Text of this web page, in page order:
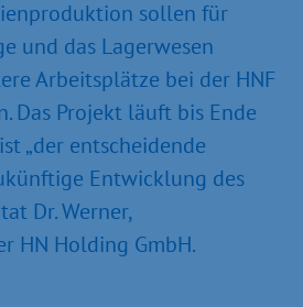
sollen für
und das Lagerwesen
Arbeitsplätze bei der HNF
Das Projekt läuft bis Ende
„der entscheidende
Entwicklung des
Dr. Werner,
HN Holding GmbH.